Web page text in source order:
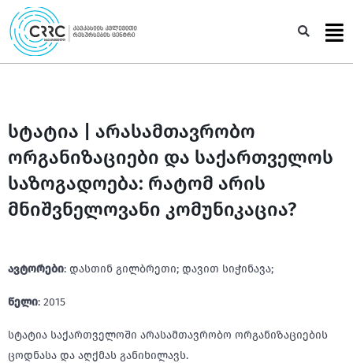
Skip
to
content
სტატია | არასამთავრობო
ორგანიზაციები და საქართველოს
საზოგადოება: რატომ არის
მნიშვნელოვანი კომუნიკაცია?
ავტორები: დასთინ გილბრეთი; დავით სიჭინავა;
წელი: 2015
სტატია საქართველოში არასამთავრობო ორგანიზაციების
ცოდნასა და აღქმას განიხილავს.